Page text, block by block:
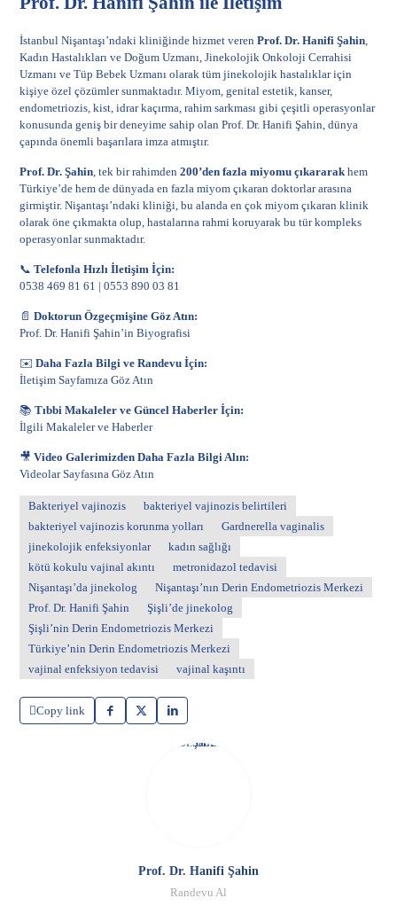
İstanbul Nişantaşı’ndaki kliniğinde hizmet verenProf. Dr. Hanifi Şahin
Kadın Hastalıkları ve Doğum Uzmanı, Jinekolojik Onkoloji Cerrahisi
Uzmanı ve Tüp Bebek Uzmanı olarak tüm jinekolojik hastalıklar için
kişiye özel çözümler sunmaktadır. Miyom, genital estetik, kanser,
endometriozis, kist, idrar kaçırma, rahim sarkması gibi çeşitli operasyonlar
konusunda geniş bir deneyime sahip olan Prof. Dr. Hanifi Şahin, dünya
çapında önemli başarılara imza atmıştır.
Prof. Dr. Şahin , tek bir rahimden200’den fazla miyomu çıkararak hem
Türkiye’de hem de dünyada en fazla miyom çıkaran doktorlar arasına
girmiştir. Nişantaşı’ndaki kliniği, bu alanda en çokmiyom çıkaran klinik
olarak öne çıkmakta olup, hastalarına rahmi koruyarak bu tür kompleks
operasyonlar sunmaktadır.
📞Telefonla Hızlı İletişim İçin:
0538 469 81 61 |0553 890 03 81
📄Doktorun Özgeçmişine Göz Atın:
Prof. Dr. Hanifi Şahin’in Biyografisi
✉️Daha Fazla Bilgi ve Randevu İçin:
İletişim Sayfamıza Göz Atın
📚Tıbbi Makaleler ve Güncel Haberler İçin:
İlgili Makaleler ve Haberler
🎥Video Galerimizden Daha Fazla Bilgi Alın:
Videolar Sayfasına Göz Atın
Bakteriyel vajinozis
bakteriyel vajinozis belirtileri
bakteriyel vajinozis korunma yolları
Gardnerella vaginalis
jinekolojik enfeksiyonlar
kadın sağlığı
kötü kokulu vajinal akıntı
metronidazol tedavisi
Nişantaşı’da jinekolog
Nişantaşı’nın Derin Endometriozis Merkezi
Prof. Dr. Hanifi Şahin
Şişli’de jinekolog
Şişli’nin Derin Endometriozis Merkezi
Türkiye’nin Derin Endometriozis Merkezi
vajinal enfeksiyon tedavisi
vajinal kaşıntı
Copy link
Prof. Dr. Hanifi Şahin
Randevu Al